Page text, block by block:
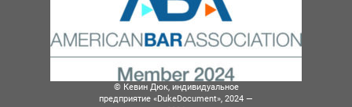
© Кевин Дюк, индивидуальное
предприятие «DukeDocument», 2024 —